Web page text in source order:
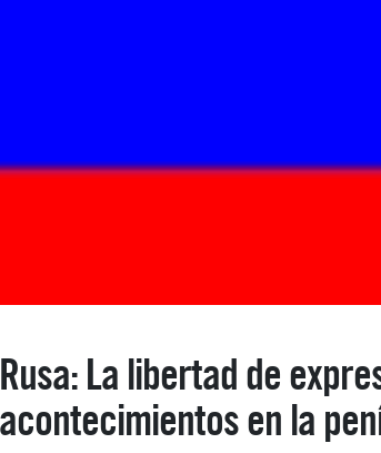
La libertad de
en la